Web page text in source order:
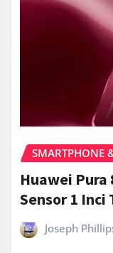
SMARTPHONE
Huawei Pura
Sensor 1 Inci
Joseph